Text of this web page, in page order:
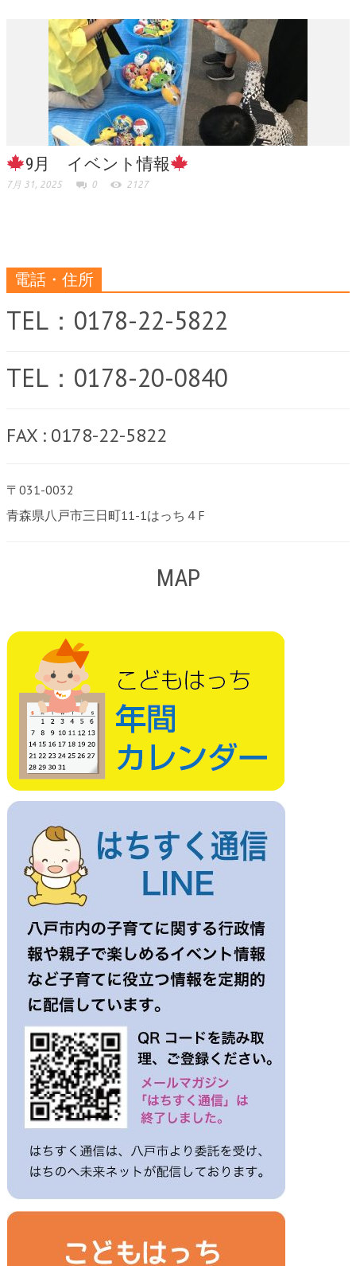
9月 イベント情報
7月 31, 2025 0 2127
電話・住所
TEL：0178-22-5822
TEL：0178-20-0840
FAX : 0178-22-5822
〒031-0032
青森県八戸市三日町11-1はっち４F
MAP